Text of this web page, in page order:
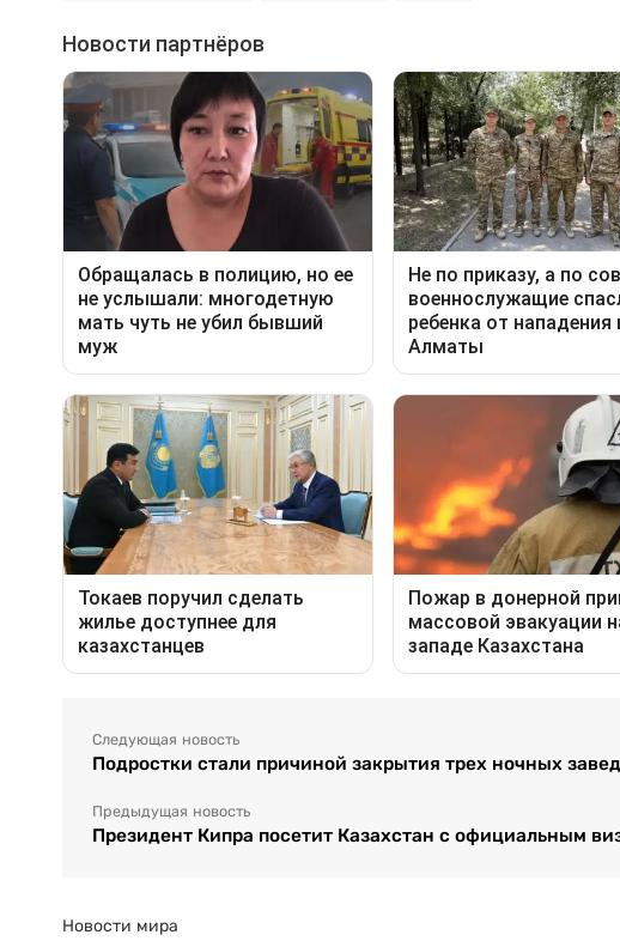
Следующая новость
Подростки стали причиной закрытия трех ночных
Предыдущая новость
Президент Кипра посетит Казахстан с официальным
Новости мира